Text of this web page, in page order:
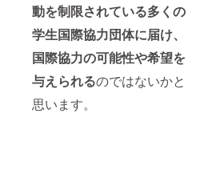
動を制限されている多くの
学生国際協力団体に届け、
国際協力の可能性や希望を
与えられるのではないかと
思います。